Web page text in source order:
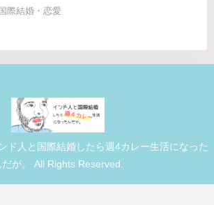
際結婚・恋愛
ド人と国際結婚したら週4カレー生活になった
だが。 All Rights Reserved.